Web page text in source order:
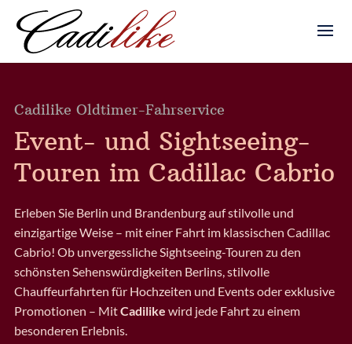
Cadilike Oldtimer-Fahrservice
Event- und Sightseeing-
Touren im Cadillac Cabrio
Erleben Sie Berlin und Brandenburg auf stilvolle und
einzigartige Weise – mit einer Fahrt im klassischen Cadillac
Cabrio! Ob unvergessliche Sightseeing-Touren zu den
schönsten Sehenswürdigkeiten Berlins, stilvolle
Chauffeurfahrten für Hochzeiten und Events oder exklusive
Promotionen – MitCadilike wird jede Fahrt zu einem
besonderen Erlebnis.